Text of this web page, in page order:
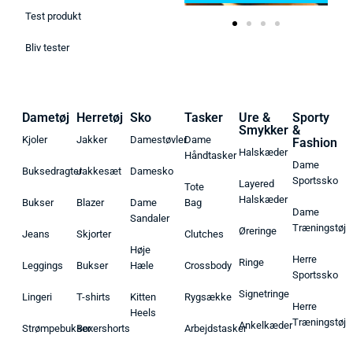
Test produkt
Bliv tester
Dametøj
Kjoler
Buksedragter
Bukser
Jeans
Leggings
Lingeri
Strømpebukser
Herretøj
Jakker
Jakkesæt
Blazer
Skjorter
Bukser
T-shirts
Boxershorts
Sko
Damestøvler
Damesko
Dame
Sandaler
Høje
Hæle
Kitten
Heels
Tasker
Dame
Håndtasker
Tote
Bag
Clutches
Crossbody
Rygsække
Arbejdstasker
Ure &
Smykker
Halskæder
Layered
Halskæder
Øreringe
Ringe
Signetringe
Ankelkæder
Sporty
&
Fashion
Dame
Sportssko
Dame
Træningstøj
Herre
Sportssko
Herre
Træningstøj